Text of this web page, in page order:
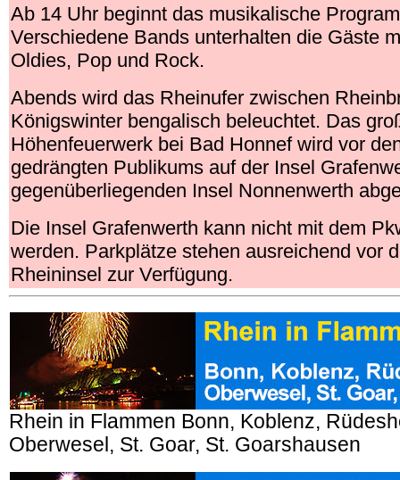
Ab 14 Uhr beginnt das musikalische
Verschiedene Bands unterhalten die Gäste
Oldies, Pop und Rock.
Abends wird das Rheinufer zwischen
Königswinter bengalisch beleuchtet. Das
Höhenfeuerwerk bei Bad Honnef wird vor
gedrängten Publikums auf der Insel
gegenüberliegenden Insel Nonnenwerth
Die Insel Grafenwerth kann nicht mit dem
werden. Parkplätze stehen ausreichend vor
Rheininsel zur Verfügung.
Rhein in Flammen Bonn, Koblenz,
Oberwesel, St. Goar, St. Goarshausen